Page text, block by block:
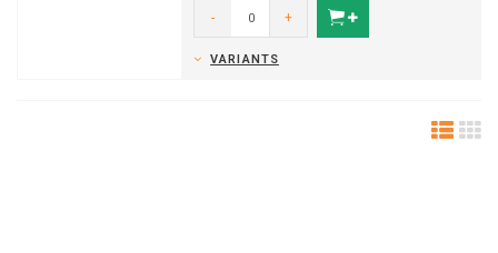
- +
VARIANTS